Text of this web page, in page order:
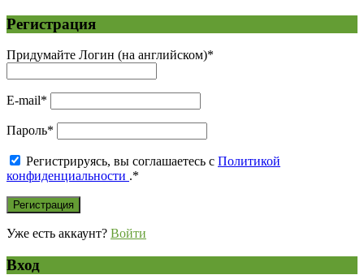
Регистрация
Придумайте Логин (на английском)*
E-mail*
Пароль*
Регистрируясь, вы соглашаетесь с Политикой
конфиденциальности .*
Уже есть аккаунт? Войти
Вход